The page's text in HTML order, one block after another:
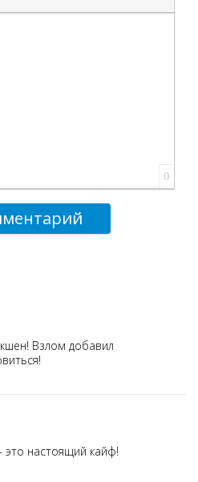
0
Взлом добавил
настоящий кайф!